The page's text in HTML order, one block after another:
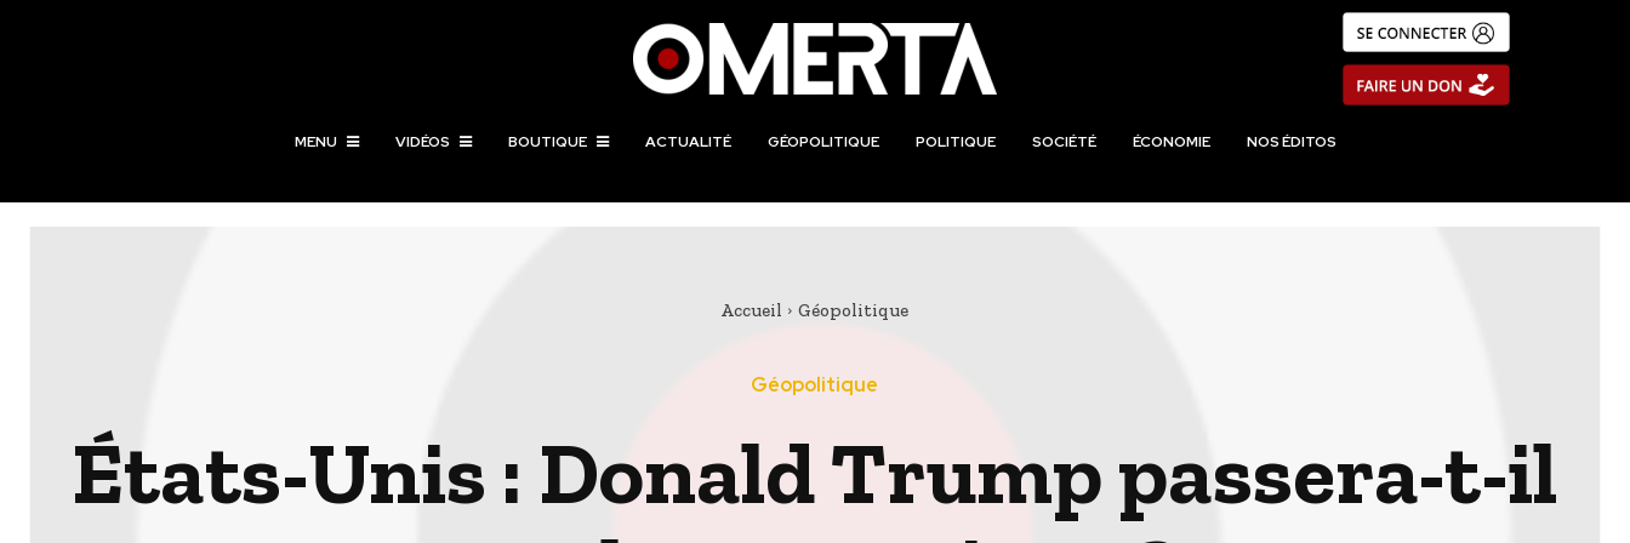
MENU VIDÉOS BOUTIQUE ACTUALITÉ GÉOPOLITIQUE POLITIQUE SOCIÉTÉ ÉCONOMIE NOS ÉDITOS
Accueil Géopolitique
Géopolitique
États-Unis : Donald Trump passera-t-il